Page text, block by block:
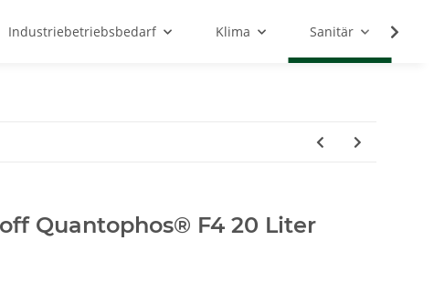
Industriebetriebsbedarf Klima Sanitär
Quantophos® F4 20 Liter